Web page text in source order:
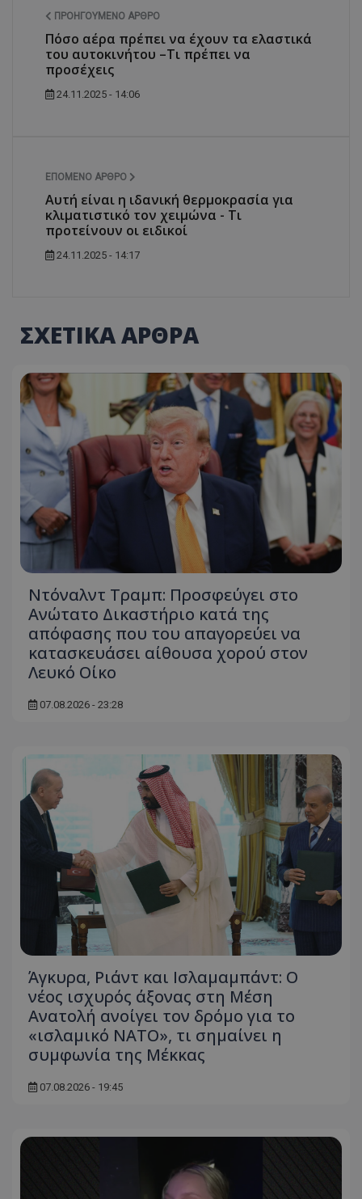
ΠΡΟΗΓΟΎΜΕΝΟ ΆΡΘΡΟ
Πόσο αέρα πρέπει να έχουν τα ελαστικά
του αυτοκινήτου –Τι πρέπει να
προσέχεις
24.11.2025 - 14:06
ΕΠΌΜΕΝΟ ΆΡΘΡΟ
Αυτή είναι η ιδανική θερμοκρασία για
κλιματιστικό τον χειμώνα - Τι
προτείνουν οι ειδικοί
24.11.2025 - 14:17
ΣΧΕΤΙΚΑ ΑΡΘΡΑ
Ντόναλντ Τραμπ: Προσφεύγει στο
Ανώτατο Δικαστήριο κατά της
απόφασης που του απαγορεύει να
κατασκευάσει αίθουσα χορού στον
Λευκό Οίκο
07.08.2026 - 23:28
Άγκυρα, Ριάντ και Ισλαμαμπάντ: Ο
νέος ισχυρός άξονας στη Μέση
Ανατολή ανοίγει τον δρόμο για το
«ισλαμικό ΝΑΤΟ», τι σημαίνει η
συμφωνία της Μέκκας
07.08.2026 - 19:45